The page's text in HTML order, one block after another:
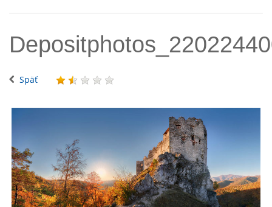
Späť